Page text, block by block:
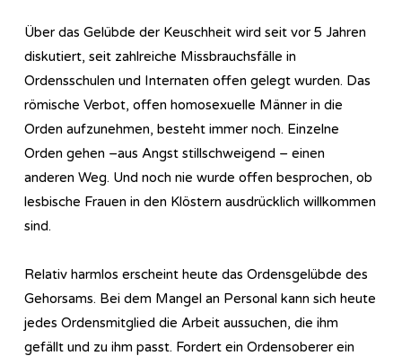
Über das Gelübde der Keuschheit wird seit vor 5 Jahren
diskutiert, seit zahlreiche Missbrauchsfälle in
Ordensschulen und Internaten offen gelegt wurden. Das
römische Verbot, offen homosexuelle Männer in die
Orden aufzunehmen, besteht immer noch. Einzelne
Orden gehen –aus Angst stillschweigend – einen
anderen Weg. Und noch nie wurde offen besprochen, ob
lesbische Frauen in den Klöstern ausdrücklich willkommen
sind.
Relativ harmlos erscheint heute das Ordensgelübde des
Gehorsams. Bei dem Mangel an Personal kann sich heute
jedes Ordensmitglied die Arbeit aussuchen, die ihm
gefällt und zu ihm passt. Fordert ein Ordensoberer ein